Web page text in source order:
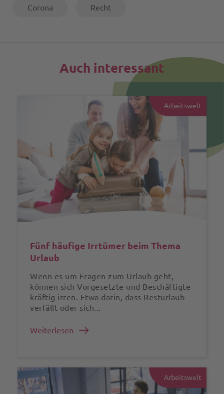
Corona Recht
Auch interessant
Arbeitswelt
Fünf häufige Irrtümer beim Thema
Urlaub
Wenn es um Fragen zum Urlaub geht,
können sich Vorgesetzte und Beschäftigte
kräftig irren. Etwa darin, dass Resturlaub
verfällt oder sich...
Weiterlesen
Arbeitswelt